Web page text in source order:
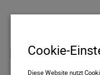
Cookie-
Diese Website nutzt